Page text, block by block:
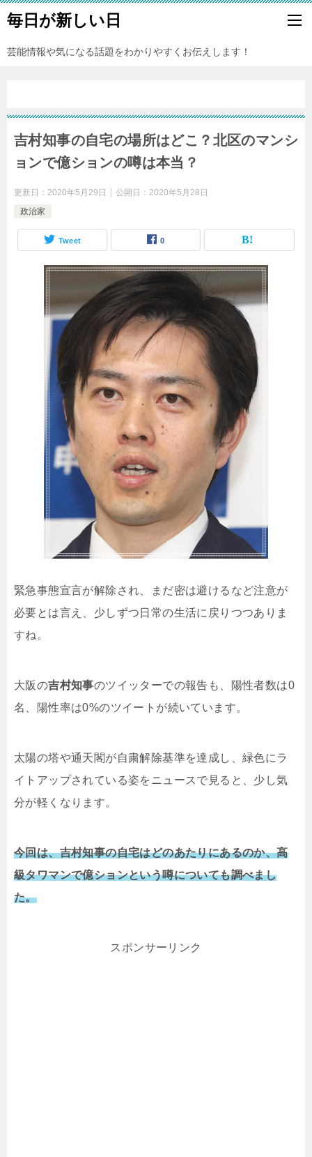
毎日が新しい日
芸能情報や気になる話題をわかりやすくお伝えします！
吉村知事の自宅の場所はどこ？北区のマンシ
ョンで億ションの噂は本当？
更新日： 2020年5月29日 公開日： 2020年5月28日
政治家
Tweet 0
緊急事態宣言が解除され、まだ密は避けるなど注意が
必要とは言え、少しずつ日常の生活に戻りつつありま
すね。
大阪の吉村知事のツイッターでの報告も、
陽性者数は0
名、陽性率は0%のツイートが続いています。
太陽の塔や通天閣が自粛解除基準を達成し、緑色にラ
イトアップされている姿をニュースで見ると、少し気
分が軽くなります。
今回は、吉村知事の自宅はどのあたりにあるのか、高
級タワマンで億ションという噂についても調べまし
た。
スポンサーリンク